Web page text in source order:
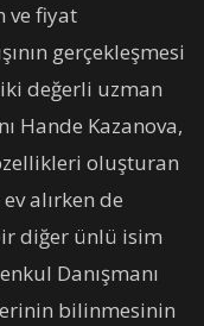
ve fiyat
gerçekleşmesi
değerli uzman
Hande Kazanova,
oluşturan
alırken de
diğer ünlü isim
Danışmanı
bilinmesinin